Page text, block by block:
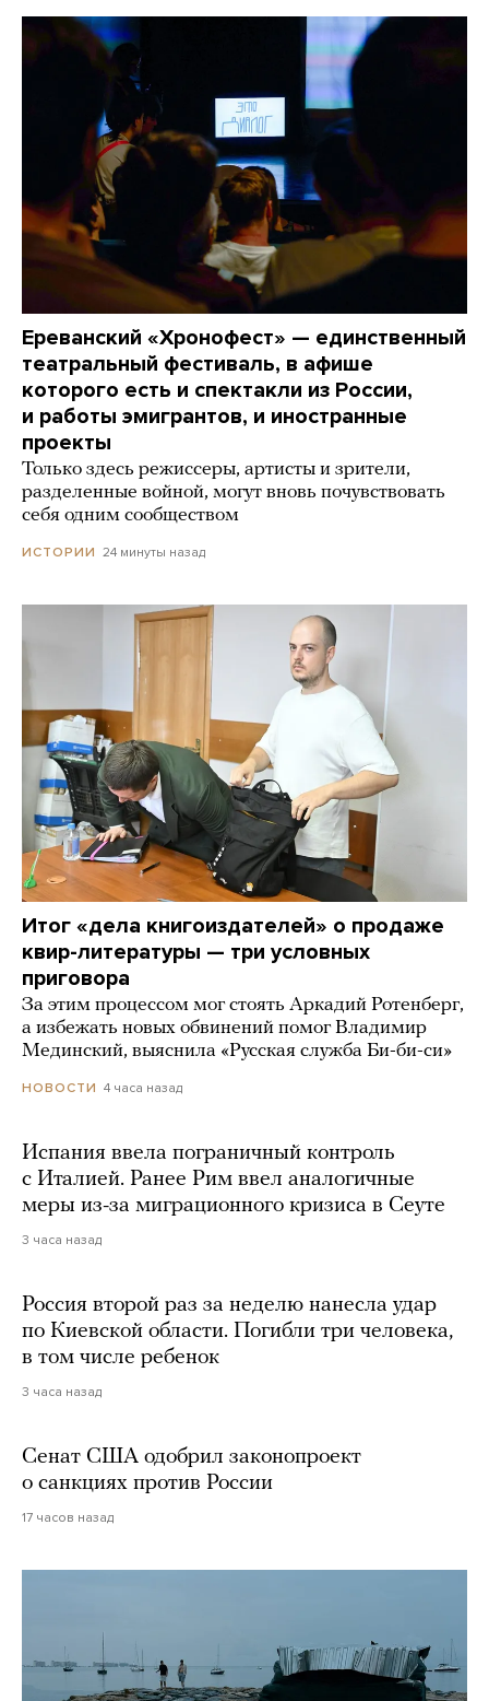
Ереванский «Хронофест» — единственный
театральный фестиваль, в афише
которого есть и спектакли из России,
и работы эмигрантов, и иностранные
проекты
Только здесь режиссеры, артисты и зрители,
разделенные войной, могут вновь почувствовать
себя одним сообществом
ИСТОРИИ 24 минуты назад
Итог «дела книгоиздателей» о продаже
квир-литературы — три условных
приговора
За этим процессом мог стоять Аркадий Ротенберг,
а избежать новых обвинений помог Владимир
Мединский, выяснила «Русская служба Би-би-си»
НОВОСТИ 4 часа назад
Испания ввела пограничный контроль
с Италией. Ранее Рим ввел аналогичные
меры из-за миграционного кризиса в Сеуте
3 часа назад
Россия второй раз за неделю нанесла удар
по Киевской области. Погибли три человека,
в том числе ребенок
3 часа назад
Сенат США одобрил законопроект
о санкциях против России
17 часов назад